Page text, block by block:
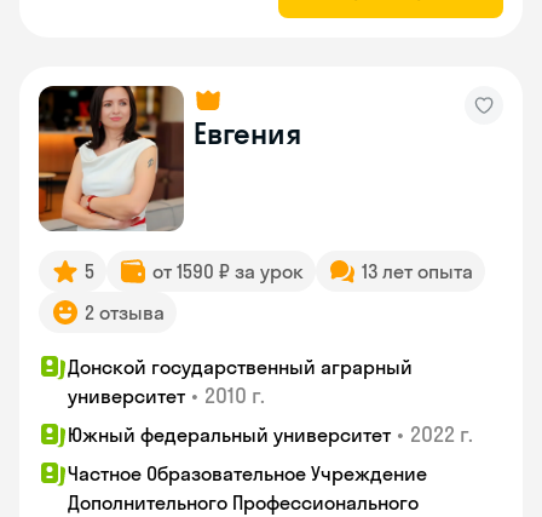
Евгения
5 от 1590 ₽ за урок
13 лет опыта
2 отзыва
Донской государственный аграрный
университет • 2010 г.
Южный федеральный университет • 2022 г.
Частное Образовательное Учреждение
Дополнительного Профессионального